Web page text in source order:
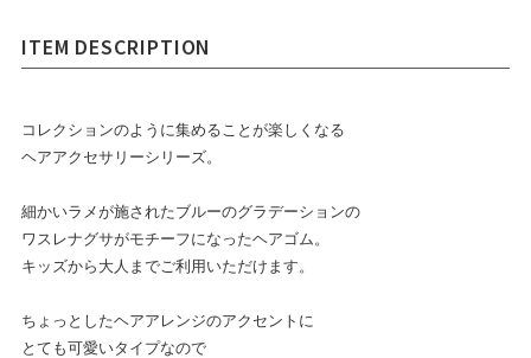
ITEM DESCRIPTION
コレクションのように集めることが楽しくなる
ヘアアクセサリーシリーズ。
細かいラメが施されたブルーのグラデーションの
ワスレナグサがモチーフになったヘアゴム。
キッズから大人までご利用いただけます。
ちょっとしたヘアアレンジのアクセントに
とても可愛いタイプなので